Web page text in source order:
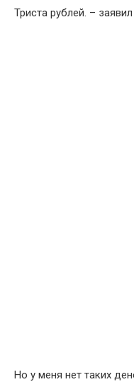
Триста рублей. –
Но у меня нет таких